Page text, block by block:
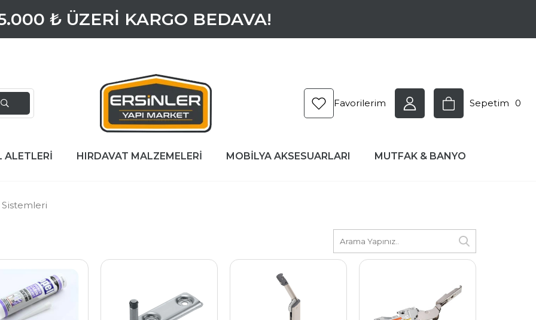
₺ ÜZERİ KARGO BEDAVA!
Sepetim 0
Favorilerim
ALETLERİ HIRDAVAT MALZEMELERİ MOBİLYA AKSESUARLARI MUTFAK & BANYO
Sistemleri